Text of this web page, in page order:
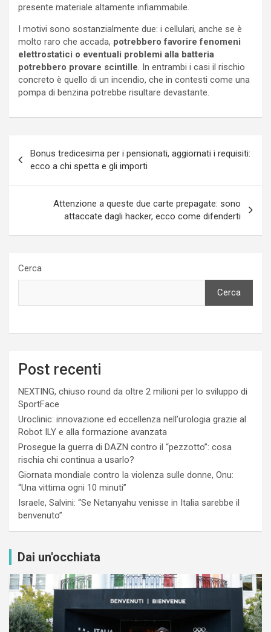
presente materiale altamente infiammabile.
I motivi sono sostanzialmente due: i cellulari, anche se è
molto raro che accada, potrebbero favorire fenomeni
elettrostatici o eventuali problemi alla batteria
potrebbero provare scintille. In entrambi i casi il rischio
concreto è quello di un incendio, che in contesti come una
pompa di benzina potrebbe risultare devastante.
articoli
Bonus tredicesima per i pensionati, aggiornati i requisiti:
ecco a chi spetta e gli importi
Attenzione a queste due carte prepagate: sono
attaccate dagli hacker, ecco come difenderti
Cerca
Cerca
Post recenti
NEXTING, chiuso round da oltre 2 milioni per lo sviluppo di
SportFace
Uroclinic: innovazione ed eccellenza nell’urologia grazie al
Robot ILY e alla formazione avanzata
Prosegue la guerra di DAZN contro il “pezzotto”: cosa
rischia chi continua a usarlo?
Giornata mondiale contro la violenza sulle donne, Onu:
“Una vittima ogni 10 minuti”
Israele, Salvini: “Se Netanyahu venisse in Italia sarebbe il
benvenuto”
Dai un'occhiata